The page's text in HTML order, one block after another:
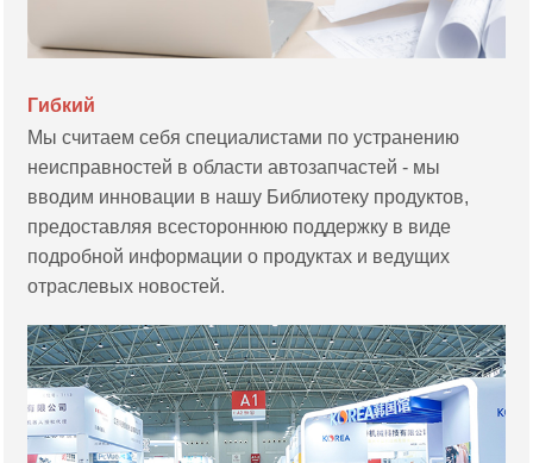
Гибкий
Мы считаем себя специалистами по устранению
неисправностей в области автозапчастей - мы
вводим инновации в нашу Библиотеку продуктов,
предоставляя всестороннюю поддержку в виде
подробной информации о продуктах и ведущих
отраслевых новостей.